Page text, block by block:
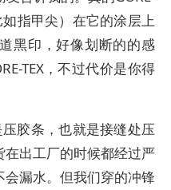
指甲尖）在它的涂层上
黑印，好像划断的的感
TEX，不过代价是你得
胶条，也就是接缝处压
出工厂的时候都经过严
漏水。但我们穿的冲锋